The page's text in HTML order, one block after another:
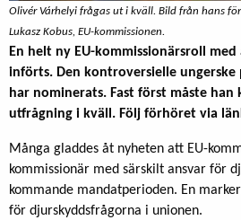
Olivér Várhelyi frågas ut i kväll. Bild från hans
Lukasz Kobus, EU-kommissionen.
En helt ny EU-kommissionärsroll
införts. Den kontroversielle
har nominerats. Fast först måste han
utfrågning i kväll. Följ förhöret via
Många gladdes åt nyheten att EU-
kommissionär med särskilt ansvar för
kommande mandatperioden. En
för djurskyddsfrågorna i unionen.